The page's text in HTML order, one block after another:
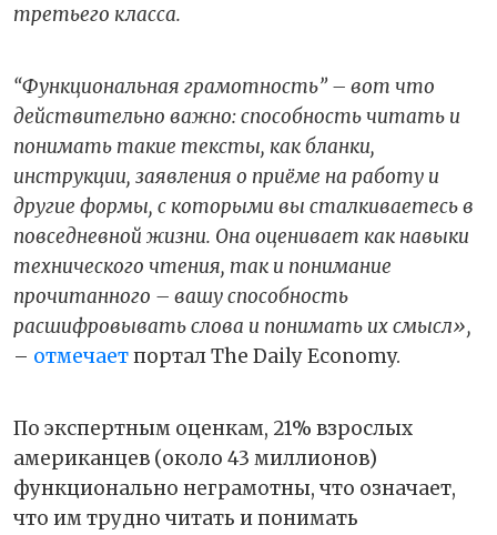
третьего класса.
“Функциональная грамотность”– вот что
действительно важно: способность читать и
понимать такие тексты, как бланки,
инструкции, заявления о приёме на работу и
другие формы, с которыми вы сталкиваетесь в
повседневной жизни. Она оценивает как навыки
технического чтения, так и понимание
прочитанного – вашу способность
расшифровывать слова и понимать их смысл»,
– отмечаетпортал The Daily Economy.
По экспертным оценкам, 21% взрослых
американцев (около 43 миллионов)
функционально неграмотны, что означает,
что им трудно читать и понимать